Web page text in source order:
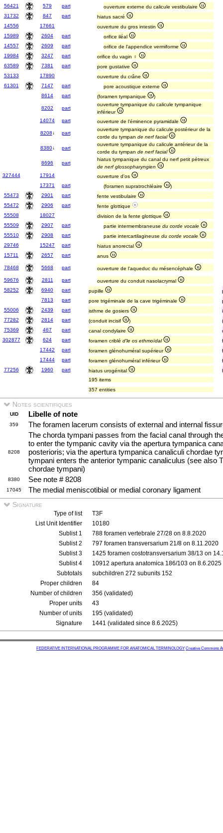
56421
579 part
ouverture externe du calicule vestibulaire
31732
847 part
hiatus sacré
14556
17661
ouverture du gros intestin
15989
2604 part
orifice iléal
14557
2609 part
orifice de l'appendice vermiforme
19984
3247 part
orifice du vagin ♀
63589
7381 part
pore gustative
53133
17890
ouverture du crâne
61301
7147 part
pore acoustique externe
8614
part (foramen tympanique )
8202 part
ouverture tympanique du calicule tympanique
inférieur
14074
part ouverture de l'éminence pyramidale
8208↓ part
ouverture tympanique du calicule postérieur de la
corde du tympan de nerf facial
8380↓ part
ouverture tympanique du calicule antérieur de la
corde du tympan de nerf facial
8696
part
hiatus tympanique du canal du nerf petit pétreux
de nerf glossopharyngien
327444
17914
ouverture d'os
17371
part (foramen supratrochléaire
)
55473
2901 part
fente vestibulaire
55472
2906 part
fente glottique
55508
18027
division de la fente glottique
55509
2907 part partie intermembraneuse du corde vocale
55510
2908 part partie intercartilagineuse du corde vocale
29746
15247 part
hiatus anorectal
15711
2657 part anus
78468 5668 part ouverture de l'aqueduc du mésencéphale
59676 2811 part
ouverture du conduit nasolacrymal
58252
6940 part pupille
7813
part pore trigéminale de la cave trigéminale
55006
2439 part isthme de gosiers
77282
2814 part (conduit incisif )
75369
467 part canal condylaire
302877
624 part foramen criblé d'le os ethmoïdal
17442
part foramen glénohuméral supérieur
17444
part foramen glénohuméral inférieur
77256
1960 part hiatus urogénital
195 items
357 entities
Notes scientifiques
UID Libelle of note
359 The foramen lacerum consists of external and internal
8208
The chorda tympani passes from the facial canal through
to enter the tympanic cavity via the apertura tympanica
posterioris; via the apertura tympanica canaliculi chordae
tympani enters the anterior tympanic canaliculus (see also
chordae tympani)
8380 See note # 8208
17045 The medial meniscotibial or medial coronary ligament
Signature
Type of list
T3F
List Unit Identifier
10180
Sublist 1
788 foramen vertebrale 27/28 on 8.8.2020
Sublist 2
797 foramen transversarium 21/8 on 8.11.2020
Sublist 3
1425 foramen costotransversarium 38/13 on
Sublist 4
10912 apertura anatomica 186/103 on 8.6.2025
Subtotals
subchildren 272 subunits 152
Proper children
84
Number of children
356 (validated)
Proper units
43
Number of units
195 (validated)
Signature
1441 (validated since 8.6.2025)
FEDERATIVE INTERNATIONAL PROGRAMME FOR ANATOMICAL TERMINOLOGY Creative Commons